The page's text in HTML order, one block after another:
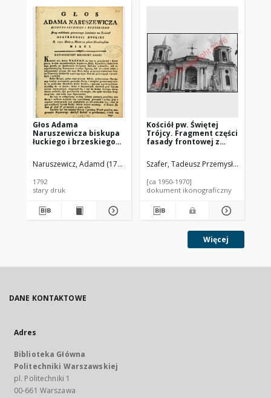
Głos Adama
Naruszewicza biskupa
łuckiego i brzeskiego
pierwszego kamienia
na Kościół Opatrznosci
maia na placu
Uiazdowskim miany
Naruszewicz, Adamd (1733-1796)
1792
stary druk
Kościół pw. Świętej
Trójcy. Fragment części
fasady frontowej z
Tarłów
Szafer, Tadeusz Przemysław.
[ca 1950-1970]
dokument ikonograficzny
Więcej
DANE KONTAKTOWE
Adres
Biblioteka Główna
Politechniki Warszawskiej
pl. Politechniki 1
00-661 Warszawa